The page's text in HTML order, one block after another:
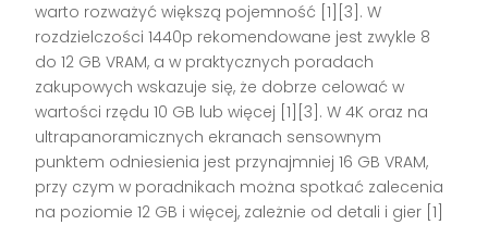
warto rozważyć większą pojemność [1][3]. W
rozdzielczości 1440p rekomendowane jest zwykle 8
do 12 GB VRAM, a w praktycznych poradach
zakupowych wskazuje się, że dobrze celować w
wartości rzędu 10 GB lub więcej [1][3]. W 4K oraz na
ultrapanoramicznych ekranach sensownym
punktem odniesienia jest przynajmniej 16 GB VRAM,
przy czym w poradnikach można spotkać zalecenia
na poziomie 12 GB i więcej, zależnie od detali i gier [1]